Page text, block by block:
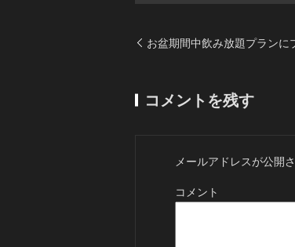
お盆期間中飲み放題プラン
コメントを残す
メールアドレスが公開
コメント